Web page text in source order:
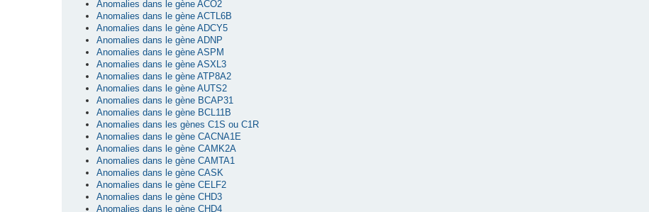
Anomalies dans le gène ACO2
Anomalies dans le gène ACTL6B
Anomalies dans le gène ADCY5
Anomalies dans le gène ADNP
Anomalies dans le gène ASPM
Anomalies dans le gène ASXL3
Anomalies dans le gène ATP8A2
Anomalies dans le gène AUTS2
Anomalies dans le gène BCAP31
Anomalies dans le gène BCL11B
Anomalies dans les gènes C1S ou C1R
Anomalies dans le gène CACNA1E
Anomalies dans le gène CAMK2A
Anomalies dans le gène CAMTA1
Anomalies dans le gène CASK
Anomalies dans le gène CELF2
Anomalies dans le gène CHD3
Anomalies dans le gène CHD4